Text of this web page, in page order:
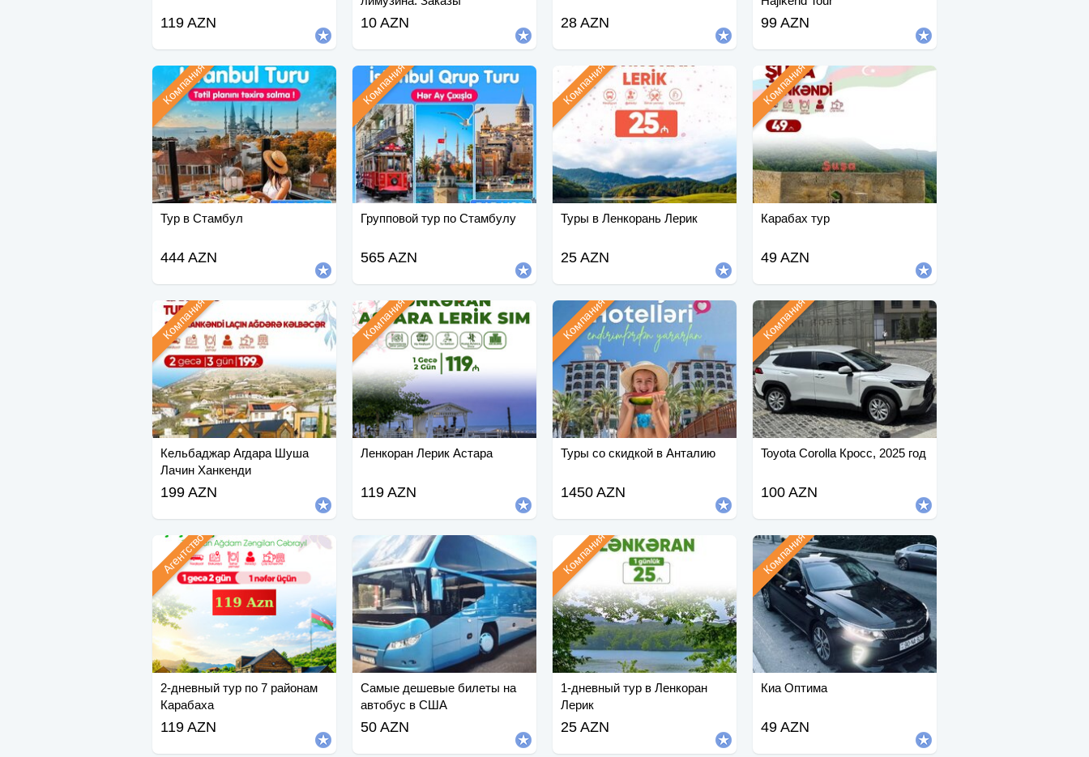
119 AZN
принимаются.
10 AZN 28 AZN 99 AZN
Тур в Стамбул
Компания
444 AZN
Групповой тур по Стамбулу
Компания
565 AZN
Туры в Ленкорань Лерик
Компания
25 AZN
Карабах тур
Компания
49 AZN
Кельбаджар Агдара Шуша
Лачин Ханкенди
Компания
199 AZN
Ленкоран Лерик Астара
Компания
119 AZN
Туры со скидкой в Анталию
Компания
1450 AZN
Toyota Corolla Кросс, 2025 год
Компания
100 AZN
2-дневный тур по 7 районам
Карабаха
Агентство
119 AZN
Самые дешевые билеты на
автобус в США
50 AZN
1-дневный тур в Ленкоран
Лерик
Компания
25 AZN
Киа Оптима
Компания
49 AZN